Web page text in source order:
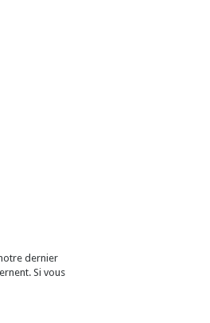
dernier
Si vous